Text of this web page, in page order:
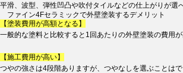
平滑、波型、弾性凹凸や吹付タイルなどの仕上がりが選
ファイン4Fセラミックで外壁塗装するデメリット
【塗装費用が高額となる】
一般的な塗料と比較すると1回あたりの外壁塗装の費用が
【施工費用が高い】
つやの強さは4段階ありますが、つやなしを選ぶことはで